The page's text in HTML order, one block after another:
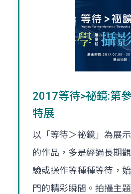
2017等待>祕鏡:第
特展
以「等待＞祕鏡」為展
的作品，多是經過長期
驗或操作等種種等待，
門的精彩瞬間。拍攝主